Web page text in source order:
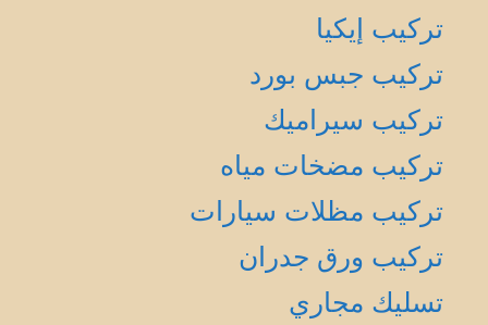
تركيب إيكيا
تركيب جبس بورد
تركيب سيراميك
تركيب مضخات مياه
تركيب مظلات سيارات
تركيب ورق جدران
تسليك مجاري